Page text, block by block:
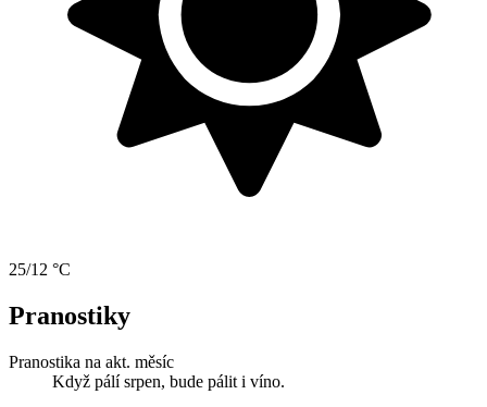
25/12 °C
Pranostiky
Pranostika na akt. měsíc
Když pálí srpen, bude pálit i víno.